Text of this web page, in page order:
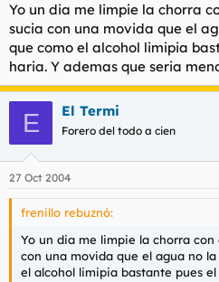
Yo un dia me limpie la chorra
sucia con una movida que el
que como el alcohol limipia
haria. Y ademas que seria
E El Termi
Forero del todo a cien
27 Oct 2004
frenillo rebuznó:
Yo un dia me limpie la chorra
con una movida que el agua no
el alcohol limipia bastante pues